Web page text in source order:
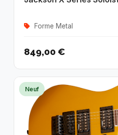
Forme Metal
849,00 €
Neuf